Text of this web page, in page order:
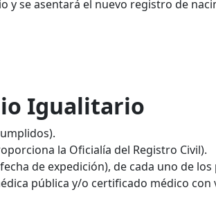
se asentará el nuevo registro de
Igualitario
la Oficialía del Registro Civil).
de expedición), de cada uno de
pública y/o certificado médico